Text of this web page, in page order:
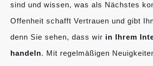
sind und wissen, was als Nächstes
Offenheit schafft Vertrauen und gibt
denn Sie sehen, dass wir in Ihrem
handeln. Mit regelmäßigen